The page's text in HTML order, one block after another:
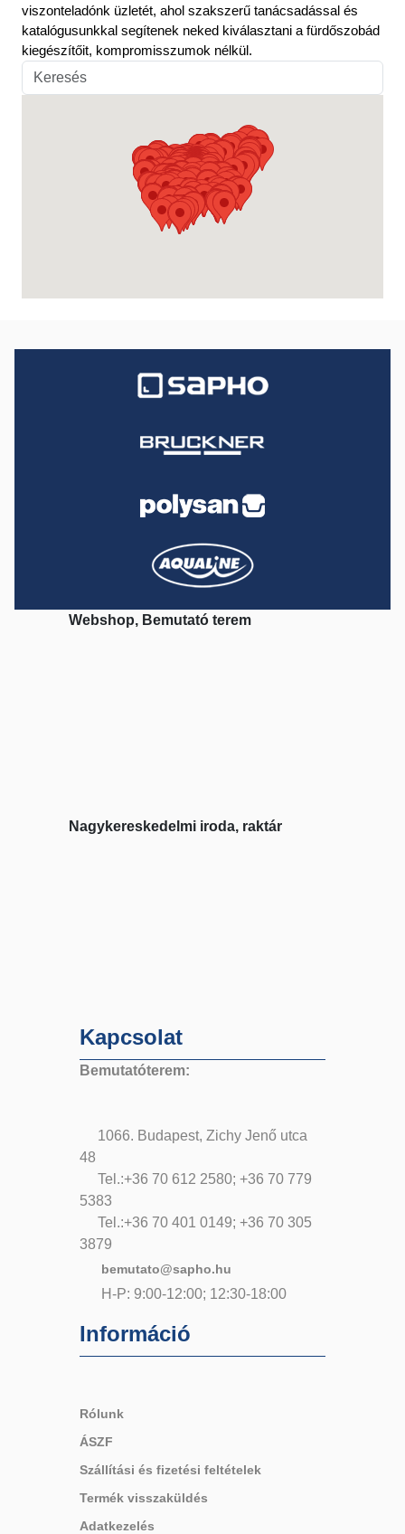
viszonteladónk üzletét, ahol szakszerű tanácsadással és
katalógusunkkal segítenek neked kiválasztani a fürdőszobád
kiegészítőit, kompromisszumok nélkül.
Webshop, Bemutató terem
Nagykereskedelmi iroda, raktár
Kapcsolat
Bemutatóterem:
1066. Budapest, Zichy Jenő utca
48
Tel.:+36 70 612 2580; +36 70 779
5383
Tel.:+36 70 401 0149; +36 70 305
3879
bemutato@sapho.hu
H-P: 9:00-12:00; 12:30-18:00
Információ
Rólunk
ÁSZF
Szállítási és fizetési feltételek
Termék visszaküldés
Adatkezelés